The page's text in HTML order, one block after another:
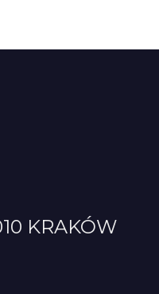
KRAKÓW